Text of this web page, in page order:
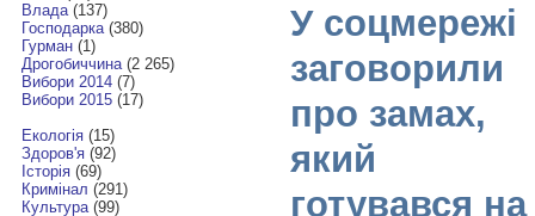
Влада(137)
Господарка(380)
Гурман(1)
Дрогобиччина(2 265)
Вибори 2014(7)
Вибори 2015(17)
Екологія(15)
Здоров'я(92)
Історія(69)
Кримінал (291)
Культура(99)
У соцмережі
заговорили
про замах,
який
готувався